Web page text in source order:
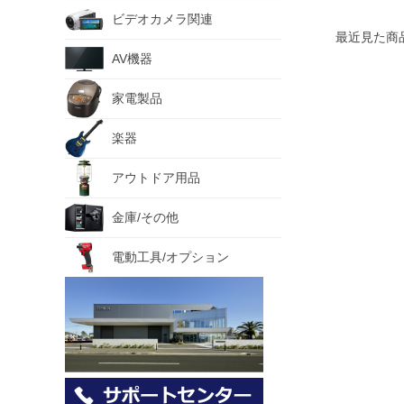
ビデオカメラ関連
AV機器
家電製品
楽器
アウトドア用品
金庫/その他
電動工具/オプション
最近見た商